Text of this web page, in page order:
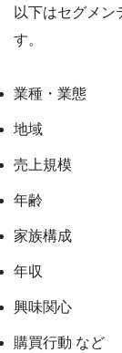
以下はセグメ
す。
業種・業態
地域
売上規模
年齢
家族構成
年収
興味関心
購買行動 など